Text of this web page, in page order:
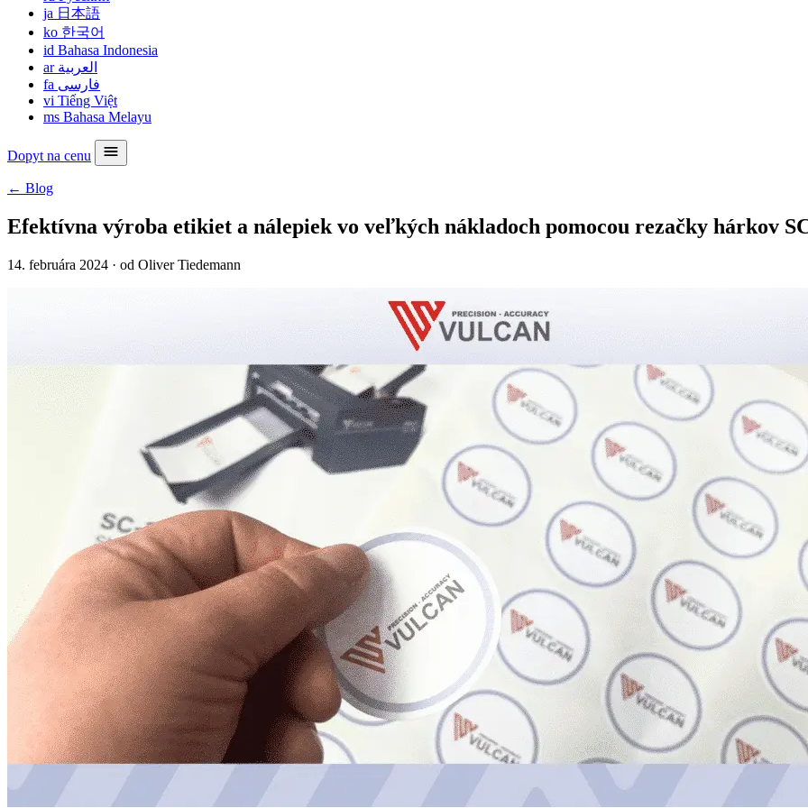
ja 日本語
ko 한국어
id Bahasa Indonesia
ar العربية
fa فارسی
vi Tiếng Việt
ms Bahasa Melayu
Dopyt na cenu
← Blog
Efektívna výroba etikiet a nálepiek vo veľkých nákladoch pomocou rezačky hárkov
14. februára 2024 · od Oliver Tiedemann